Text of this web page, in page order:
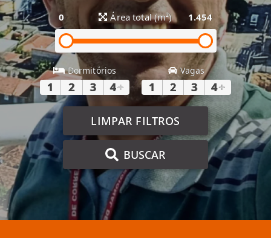
0 Área total (m²) 1.454
Dormitórios
1 2 3 4+
Vagas
1 2 3 4+
LIMPAR FILTROS
BUSCAR